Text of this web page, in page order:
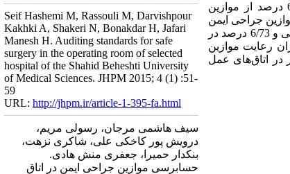
توسط نرم‌افزارSPSS نسخه 16 مورد تجزیه‌وتحلیل آماری قرار گرفت. یافته‌ها: یافته‌های پژوهش نشان داد 6/73 درصد از موازین
دانشگاه علوم پزشکی شهید بهشتی رعایت می‌شود. 72/74 درصد موازین جراحی ایمن
در مرحله زمانی قبل از بیهوشی بیمار، 81/64 درصد در مرحله زمانی بعد از بیهوشی بیمار و قبل از انجام برش جراحی و 6/73 درصد در
رعایت موازین
در اتاق‌های عمل
Seif Hashemi M, Rassouli M, Darvishpour
Kakhki A, Shakeri N, Bonakdar H, Jafari
Manesh H. Auditing standards for safe
surgery in the operating room of selected
hospital of the Shahid Beheshti University
of Medical Sciences. JHPM 2015; 4 (1) :51-
59
URL: http://jhpm.ir/article-1-395-fa.html
سیف هاشمی مرجان، رسولی مریم،
درویش پور کاخکی علی، شاکری نزهت،
بنکدار حمیرا، جعفری منش هادی.
حسابرسی موازین جراحی ایمن در اتاق